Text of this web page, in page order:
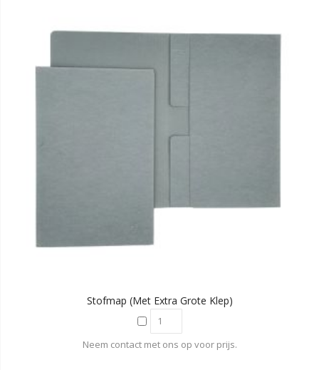
Stofmap (met Extra Grote Klep)
Neem contact met ons op voor prijs.